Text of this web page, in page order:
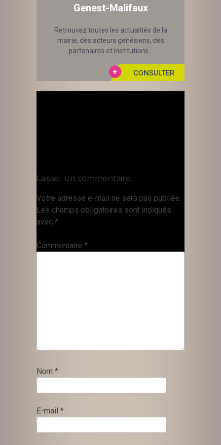
Genest-Malifaux
Retrouvez toutes les actualités de la
mairie, des acteurs genésiens, des
partenaires et institutions...
Laisser un commentaire
Votre adresse e-mail ne sera pas publiée.
Les champs obligatoires sont indiqués
avec *
Commentaire *
Nom *
E-mail *